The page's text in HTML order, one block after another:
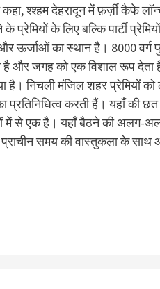
श्श्हम देहरादून में फ़र्ज़ी कैफे
के लिए बल्कि पार्टी
ऊर्जाओं का स्थान है। 8000
और जगह को एक विशाल रूप देता
है। निचली मंजिल शहर प्रेमियों
प्रतिनिधित्व करती हैं। यहाँ की
से एक है। यहाँ बैठने की अलग-
समय की वास्तुकला के